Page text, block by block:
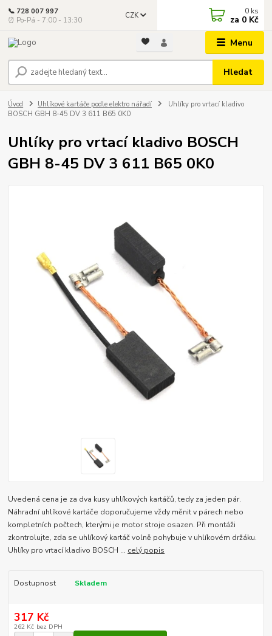
Menu
CZK
Hledat
📞 728 007 997
⏰ Po-Pá - 7:00 - 13:30
0 ks
za 0 Kč
Úvod Uhlíkové kartáče podle elektro nářadí
Uhlíky pro vrtací kladivo
BOSCH GBH 8-45 DV 3 611 B65 0K0
Uhlíky pro vrtací kladivo BOSCH
GBH 8-45 DV 3 611 B65 0K0
Uvedená cena je za dva kusy uhlíkových kartáčů, tedy za jeden pár.
Náhradní uhlíkové kartáče doporučujeme vždy měnit v párech nebo
kompletních počtech, kterými je motor stroje osazen. Při montáži
zkontrolujte, zda se uhlíkový kartáč volně pohybuje v uhlíkovém držáku.
Uhlíky pro vrtací kladivo BOSCH ... celý popis
Dostupnost Skladem
317 Kč
262 Kč bez DPH